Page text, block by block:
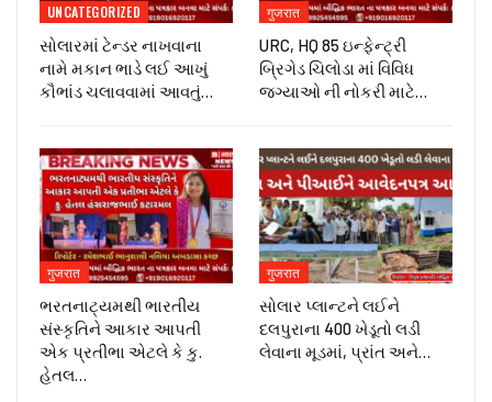
UNCATEGORIZED
સોલારમાં ટેન્ડર નાખવાના
નામે મકાન ભાડે લઈ આખું
કૌભાંડ ચલાવવામાં આવતું…
गुजरात
URC, HQ 85 ઇન્ફેન્ટ્રી
બ્રિગેડ ચિલોડા માં વિવિધ
જગ્યાઓ ની નોકરી માટે…
गुजरात
ભરતનાટ્યમથી ભારતીય
સંસ્કૃતિને આકાર આપતી
એક પ્રતીભા એટલે કે‌ કુ.
હેતલ…
गुजरात
સોલાર પ્લાન્ટને લઈને
દલપુરાના 400 ખેડૂતો લડી
લેવાના મૂડમાં, પ્રાંત અને…